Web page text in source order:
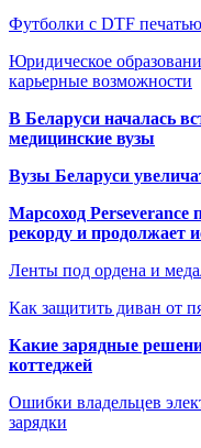
Футболки с DTF
Юридическое
карьерные возможности
В Беларуси началась
медицинские вузы
Вузы Беларуси
Марсоход Perseverance
рекорду и продолжает
Ленты под ордена и
Как защитить диван от
Какие зарядные
коттеджей
Ошибки владельцев
зарядки